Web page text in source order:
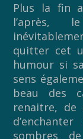
Plus la fin
l’après,
quitter cet
humour si
sens
beau des
renaitre, de
sombres